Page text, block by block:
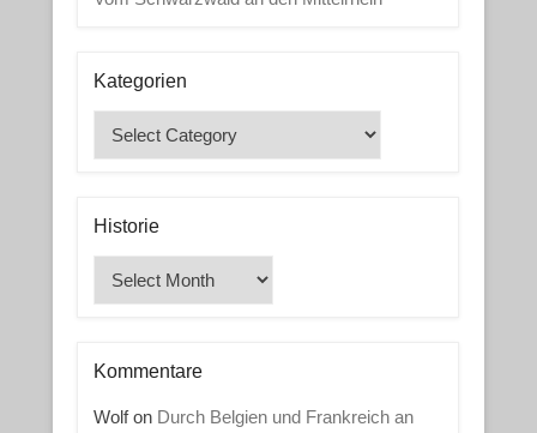
Kategorien
Kategorien
Historie
Historie
Kommentare
Wolfon Durch Belgien und Frankreich an